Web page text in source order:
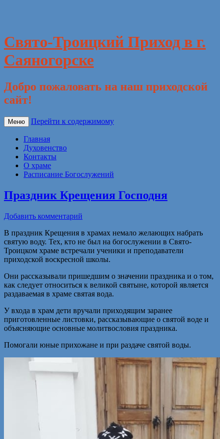
Свято-Троицкий Приход в г.
Саяногорске
Добро пожаловать на наш приходской
сайт!
Меню Перейти к содержимому
Главная
Духовенство
Контакты
О храме
Расписание Богослужений
Праздник Крещения Господня
Добавить комментарий
В праздник Крещения в храмах немало желающих набрать
святую воду. Тех, кто не был на богослужении в Свято-
Троицком храме встречали ученики и преподаватели
приходской воскресной школы.
Они рассказывали пришедшим о значении праздника и о том,
как следует относиться к великой святыне, которой является
раздаваемая в храме святая вода.
У входа в храм дети вручали приходящим заранее
приготовленные листовки, рассказывающие о святой воде и
объясняющие основные молитвословия праздника.
Помогали юные прихожане и при раздаче святой воды.